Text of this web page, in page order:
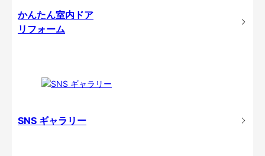
かんたん室内ドア
リフォーム
SNS ギャラリー